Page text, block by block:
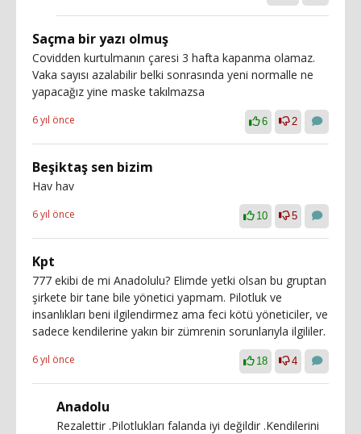
Saçma bir yazı olmuş
Covidden kurtulmanın çaresi 3 hafta kapanma olamaz.
Vaka sayısı azalabilir belki sonrasında yeni normalle ne
yapacağız yine maske takılmazsa
6 yıl önce 6 2
Beşiktaş sen bizim
Hav hav
6 yıl önce 10 5
Kpt
777 ekibi de mi Anadolulu? Elimde yetki olsan bu gruptan
şirkete bir tane bile yönetici yapmam. Pilotluk ve
insanlıkları beni ilgilendirmez ama feci kötü yöneticiler, ve
sadece kendilerine yakın bir zümrenin sorunlarıyla ilgililer.
6 yıl önce 18 4
Anadolu
Rezalettir .Pilotlukları falanda iyi değildir .Kendilerini